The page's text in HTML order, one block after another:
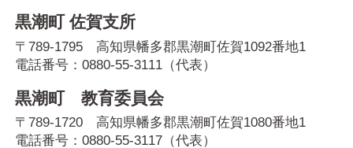
黒潮町 佐賀支所
〒789-1795 高知県幡多郡黒潮町佐賀1092番地1
電話番号：0880-55-3111 （代表）
黒潮町 教育委員会
〒789-1720 高知県幡多郡黒潮町佐賀1080番地1
電話番号：0880-55-3117 （代表）